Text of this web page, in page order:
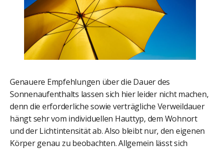
Genauere Empfehlungen über die Dauer des
Sonnenaufenthalts lassen sich hier leider nicht machen,
denn die erforderliche sowie verträgliche Verweildauer
hängt sehr vom individuellen Hauttyp, dem Wohnort
und der Lichtintensität ab. Also bleibt nur, den eigenen
Körper genau zu beobachten. Allgemein lässt sich